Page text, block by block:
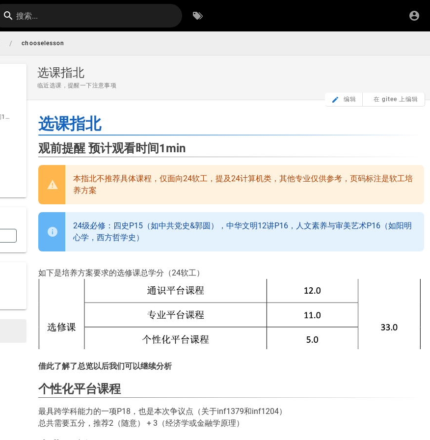
搜索...
/ chooselesson
选课指北
临近选课，提醒一下注意事项
编辑
在 gitee 上编辑
观前提醒 预计观看时间1min 选课指北
观前提醒 预计观看时间1min
本指北不推荐具体课程，仅面向24软工，提及24计算机类，其他专业仅供参考，页码标注是软工培
养方案
24级必修：四史P15（如中共党史&郭圆），中华文明12讲P16，人文素养与审美艺术P16（如阳明
心学，西方哲学史）
如下是培养方案要求的选修课总学分（24软工）
借此了解了总览以后我们可以继续分析
个性化平台课程
最具跨学科能力的一项P18，也是本次争议点（关于inf1379和inf1204）
总共需要五分，推荐2（随意） + 3（经济学或金融学原理）